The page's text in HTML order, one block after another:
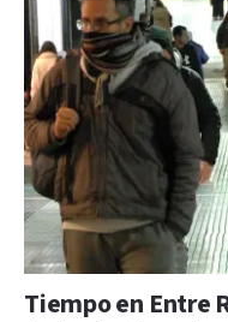
Tiempo en Entre